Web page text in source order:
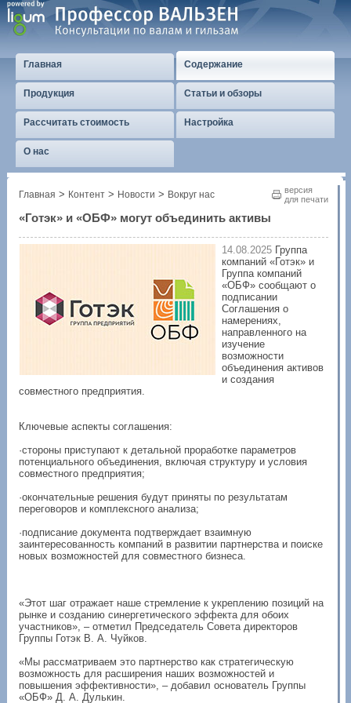
Главная Содержание
Продукция Статьи и обзоры
Рассчитать стоимость Настройка
О нас
версия
для печати
Главная > Контент > Новости > Вокруг нас
«Готэк» и «ОБФ» могут объединить активы
14.08.2025 Группа
компаний «Готэк» и
Группа компаний
«ОБФ» сообщают о
подписании
Соглашения о
намерениях,
направленного на
изучение
возможности
объединения активов
и создания
совместного предприятия.
Ключевые аспекты соглашения:
·стороны приступают к детальной проработке параметров
потенциального объединения, включая структуру и условия
совместного предприятия;
·окончательные решения будут приняты по результатам
переговоров и комплексного анализа;
·подписание документа подтверждает взаимную
заинтересованность компаний в развитии партнерства и поиске
новых возможностей для совместного бизнеса.
«Этот шаг отражает наше стремление к укреплению позиций на
рынке и созданию синергетического эффекта для обоих
участников», – отметил Председатель Совета директоров
Группы Готэк В. А. Чуйков.
«Мы рассматриваем это партнерство как стратегическую
возможность для расширения наших возможностей и
повышения эффективности», – добавил основатель Группы
«ОБФ» Д. А. Дулькин.